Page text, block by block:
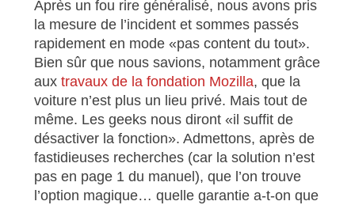
Après un fou rire généralisé, nous avons pris
la mesure de l’incident et sommes passés
rapidement en mode «pas content du tout».
Bien sûr que nous savions, notamment grâce
aux travaux de la fondation Mozilla, que la
voiture n’est plus un lieu privé. Mais tout de
même. Les geeks nous diront «il suffit de
désactiver la fonction». Admettons, après de
fastidieuses recherches (car la solution n’est
pas en page 1 du manuel), que l’on trouve
l’option magique… quelle garantie a-t-on que